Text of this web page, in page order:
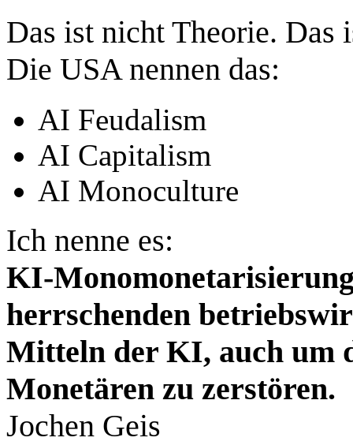
Das ist nicht Theorie. Das
Die USA nennen das:
AI Feudalism
AI Capitalism
AI Monoculture
Ich nenne es:
herrschenden
Mitteln der KI, auch um
Monetären zu zerstören.
Jochen Geis